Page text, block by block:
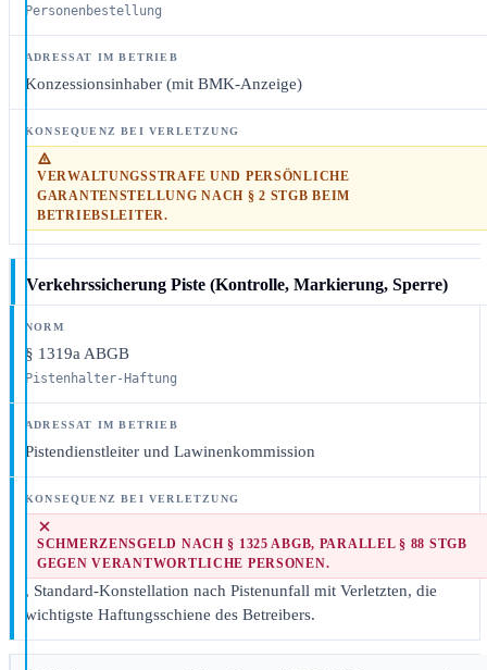
Personenbestellung
Konzessionsinhaber (mit BMK-Anzeige)
VERWALTUNGSSTRAFE UND PERSÖNLICHE
GARANTENSTELLUNG NACH § 2 STGB BEIM
BETRIEBSLEITER.
Verkehrssicherung Piste (Kontrolle, Markierung, Sperre)
§ 1319a ABGB
Pistenhalter-Haftung
Pistendienstleiter und Lawinenkommission
SCHMERZENSGELD NACH § 1325 ABGB, PARALLEL § 88 STGB
GEGEN VERANTWORTLICHE PERSONEN.
, Standard-Konstellation nach Pistenunfall mit Verletzten, die
wichtigste Haftungsschiene des Betreibers.